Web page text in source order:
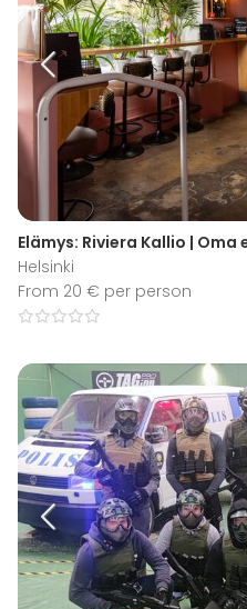
Elämys: Riviera Kallio |
Helsinki
From 20 € per person